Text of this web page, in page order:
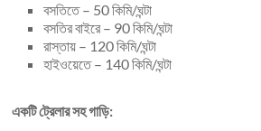
বসতিতে – 50 কিমি/ঘন্টা
বসতির বাইরে – 90 কিমি/ঘন্টা
রাস্তায় – 120 কিমি/ঘন্টা
হাইওয়েতে – 140 কিমি/ঘন্টা
একটি ট্রেলার সহ গাড়ি: